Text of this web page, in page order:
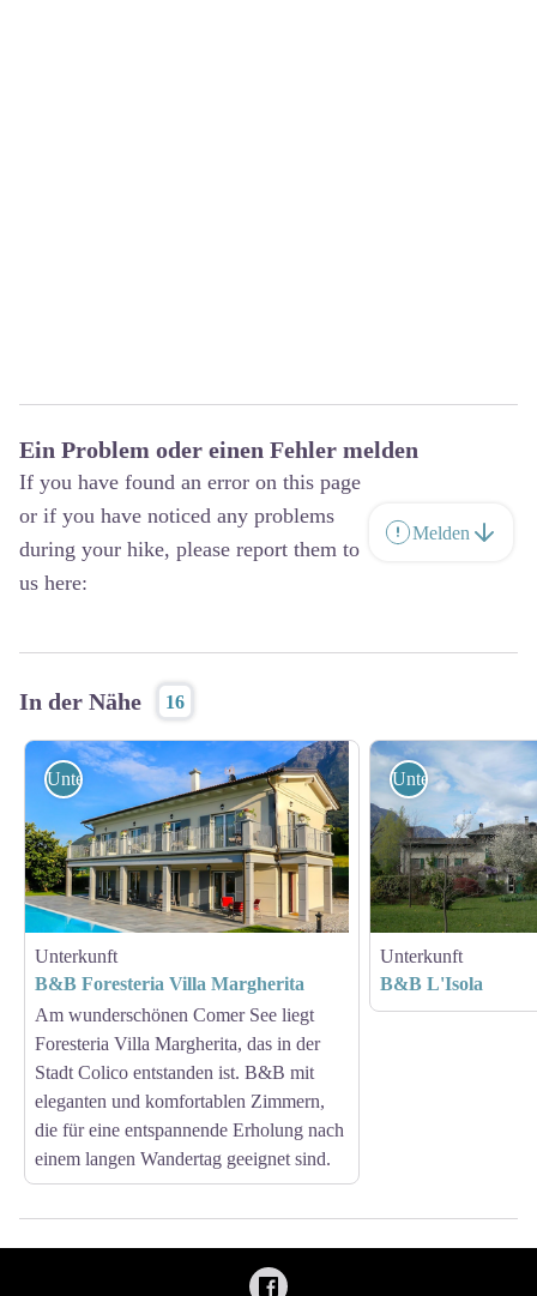
Ein Problem oder einen Fehler melden
If you have found an error on this page
or if you have noticed any problems
during your hike, please report them to
us here:
Melden
In der Nähe 16
Unterkunft
Unterkunft
B&B Foresteria Villa Margherita
Am wunderschönen Comer See liegt
Foresteria Villa Margherita, das in der
Stadt Colico entstanden ist. B&B mit
eleganten und komfortablen Zimmern,
die für eine entspannende Erholung nach
einem langen Wandertag geeignet sind.
Unterkunft
Unterkunft
B&B L'Isola